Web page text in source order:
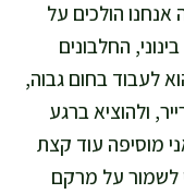
אנחנו הולכים על
החלבונים
לעבוד בחום גבוה,
ולהוציא ברגע
מוסיפה עוד קצת
לשמור על מרקם